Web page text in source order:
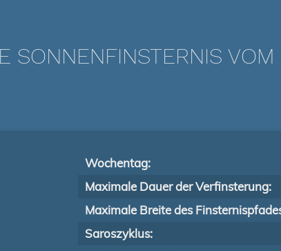
SONNENFINSTERNIS
Wochentag:
Maximale Dauer der Verfinsterung:
Maximale Breite des
Saroszyklus: